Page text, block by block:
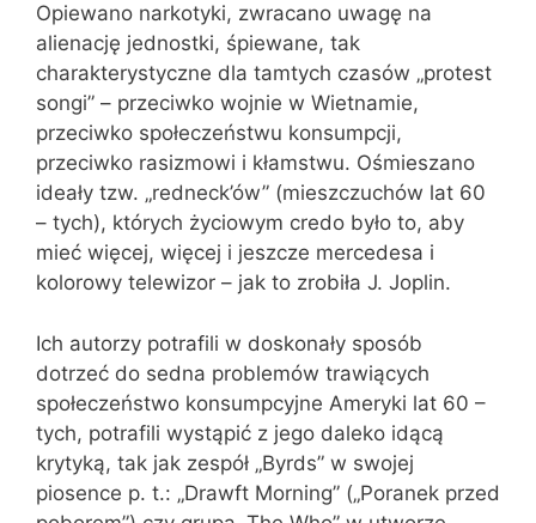
Opiewano narkotyki, zwracano uwagę na
alienację jednostki, śpiewane, tak
charakterystyczne dla tamtych czasów „protest
songi” – przeciwko wojnie w Wietnamie,
przeciwko społeczeństwu konsumpcji,
przeciwko rasizmowi i kłamstwu. Ośmieszano
ideały tzw. „redneck’ów” (mieszczuchów lat 60
– tych), których życiowym credo było to, aby
mieć więcej, więcej i jeszcze mercedesa i
kolorowy telewizor – jak to zrobiła J. Joplin.
Ich autorzy potrafili w doskonały sposób
dotrzeć do sedna problemów trawiących
społeczeństwo konsumpcyjne Ameryki lat 60 –
tych, potrafili wystąpić z jego daleko idącą
krytyką, tak jak zespół „Byrds” w swojej
piosence p. t.: „Drawft Morning” („Poranek przed